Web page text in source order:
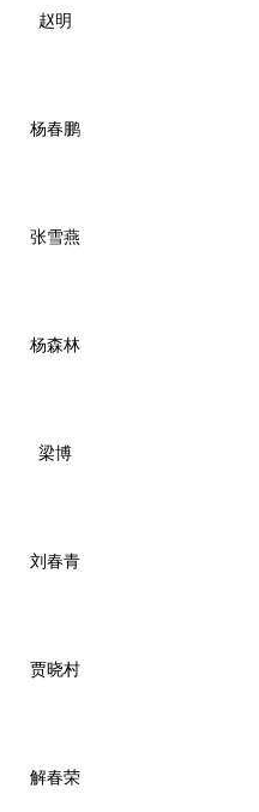
赵明
杨春鹏
张雪燕
杨森林
梁博
刘春青
贾晓村
解春荣